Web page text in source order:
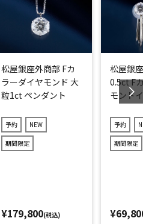
松屋銀座外商部 Fカ
ラーダイヤモンド 大
粒1ct ペンダント
予約 NEW
期間限定
¥179,800(税込)
松屋銀
0.5ct F
モンド
予約
期間限定